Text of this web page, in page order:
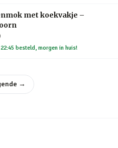
met koekvakje –
besteld, morgen in huis!
→